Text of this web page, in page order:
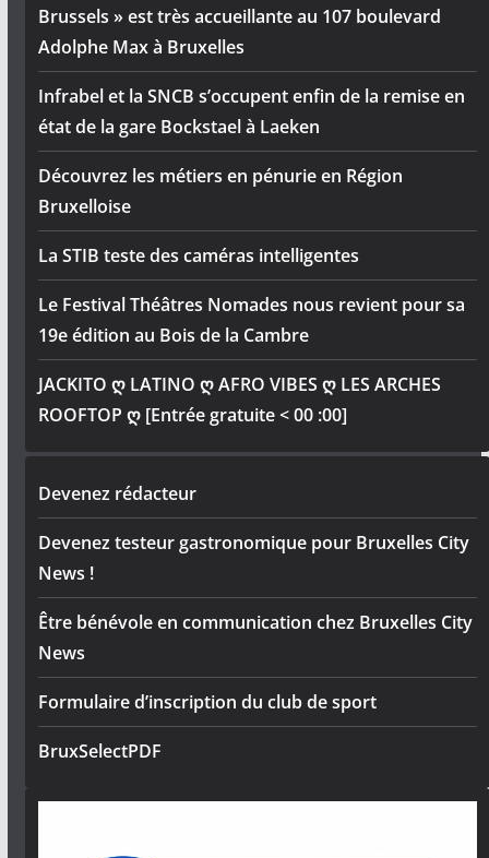
Brussels » est très accueillante au 107 boulevard
Adolphe Max à Bruxelles
Infrabel et la SNCB s’occupent enfin de la remise en
état de la gare Bockstael à Laeken
Découvrez les métiers en pénurie en Région
Bruxelloise
La STIB teste des caméras intelligentes
Le Festival Théâtres Nomades nous revient pour sa
19e édition au Bois de la Cambre
JACKITO ღ LATINO ღ AFRO VIBES ღ LES ARCHES
ROOFTOP ღ [Entrée gratuite < 00 :00]
Devenez rédacteur
Devenez testeur gastronomique pour Bruxelles City
News !
Être bénévole en communication chez Bruxelles City
News
Formulaire d’inscription du club de sport
BruxSelectPDF